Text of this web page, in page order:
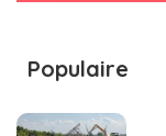
Populaire